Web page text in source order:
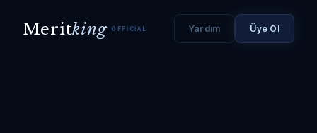
Meritking OFFICIAL Yardım Üye Ol